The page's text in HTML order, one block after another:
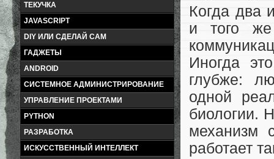
ТЕКУЧКА
JAVASCRIPT
DIY ИЛИ СДЕЛАЙ САМ
ГАДЖЕТЫ
ANDROID
СИСТЕМНОЕ АДМИНИСТРИРОВАНИЕ
УПРАВЛЕНИЕ ПРОЕКТАМИ
PYTHON
РАЗРАБОТКА
ИСКУССТВЕННЫЙ ИНТЕЛЛЕКТ
Когда два
и того
Иногда
глубже:
одной
биологии.
механизм
работает